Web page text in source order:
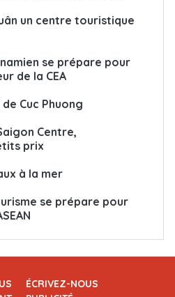
un centre touristique
se prépare pour
de la CEA
Cuc Phuong
Centre,
prix
à la mer
se prépare pour
ÉCRIVEZ-NOUS